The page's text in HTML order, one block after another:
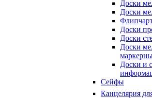
Доски
Доски
Доски
Доски
Доски
Доски и
Сейфы
Канцелярия